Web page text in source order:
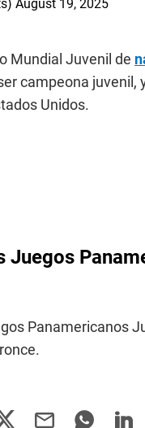
August 19, 2025
Mundial Juvenil de
campeona juvenil,
Unidos.
Juegos
Panamericanos